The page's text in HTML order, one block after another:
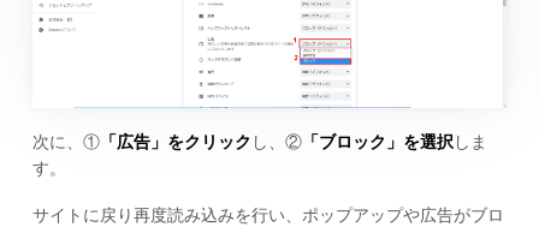
次に、①「広告」をクリック し、②「ブロック」を選択しま
す。
サイトに戻り再度読み込みを行い、ポップアップや広告がブロ